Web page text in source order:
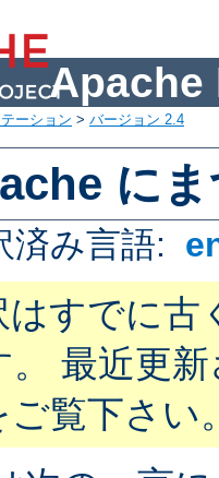
Apache
ーション > バージョン 2.4
に
済み言語:
はすでに古
最近更
ご覧下さい